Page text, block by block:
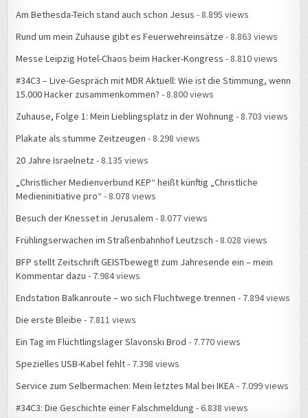
Am Bethesda-Teich stand auch schon Jesus - 8.895 views
Rund um mein Zuhause gibt es Feuerwehreinsätze - 8.863 views
Messe Leipzig Hotel-Chaos beim Hacker-Kongress - 8.810 views
#34C3 – Live-Gespräch mit MDR Aktuell: Wie ist die Stimmung, wenn
15.000 Hacker zusammenkommen? - 8.800 views
Zuhause, Folge 1: Mein Lieblingsplatz in der Wohnung - 8.703 views
Plakate als stumme Zeitzeugen - 8.298 views
20 Jahre Israelnetz - 8.135 views
„Christlicher Medienverbund KEP“ heißt künftig „Christliche
Medieninitiative pro“ - 8.078 views
Besuch der Knesset in Jerusalem - 8.077 views
Frühlingserwachen im Straßenbahnhof Leutzsch - 8.028 views
BFP stellt Zeitschrift GEISTbewegt! zum Jahresende ein – mein
Kommentar dazu - 7.984 views
Endstation Balkanroute – wo sich Fluchtwege trennen - 7.894 views
Die erste Bleibe - 7.811 views
Ein Tag im Flüchtlingslager Slavonski Brod - 7.770 views
Spezielles USB-Kabel fehlt- 7.398 views
Service zum Selbermachen: Mein letztes Mal bei IKEA- 7.099 views
#34C3: Die Geschichte einer Falschmeldung - 6.838 views